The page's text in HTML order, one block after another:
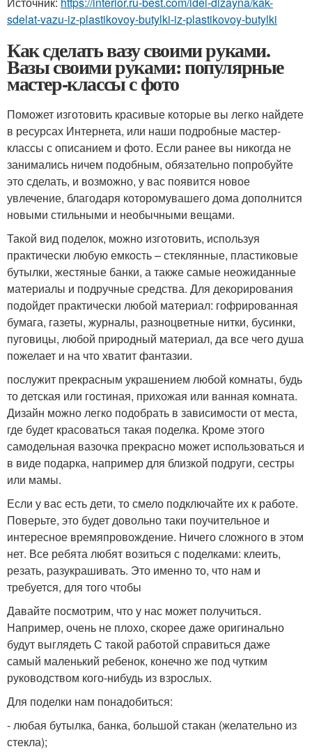
sdelat-vazu-iz-plastikovoy-butylki-iz-plastikovoy-butylki
Как сделать вазу своими руками.
Вазы своими руками: популярные
мастер-классы с фото
Поможет изготовить красивые которые вы легко найдете
в ресурсах Интернета, или наши подробные мастер-
классы с описанием и фото. Если ранее вы никогда не
занимались ничем подобным, обязательно попробуйте
это сделать, и возможно, у вас появится новое
увлечение, благодаря которомувашего дома дополнится
новыми стильными и необычными вещами.
Такой вид поделок, можно изготовить, используя
практически любую емкость – стеклянные, пластиковые
бутылки, жестяные банки, а также самые неожиданные
материалы и подручные средства. Для декорирования
подойдет практически любой материал: гофрированная
бумага, газеты, журналы, разноцветные нитки, бусинки,
пуговицы, любой природный материал, да все чего душа
пожелает и на что хватит фантазии.
послужит прекрасным украшением любой комнаты, будь
то детская или гостиная, прихожая или ванная комната.
Дизайн можно легко подобрать в зависимости от места,
где будет красоваться такая поделка. Кроме этого
самодельная вазочка прекрасно может использоваться и
в виде подарка, например для близкой подруги, сестры
или мамы.
Если у вас есть дети, то смело подключайте их к работе.
Поверьте, это будет довольно таки поучительное и
интересное времяпровождение. Ничего сложного в этом
нет. Все ребята любят возиться с поделками: клеить,
резать, разукрашивать. Это именно то, что нам и
требуется, для того чтобы
Давайте посмотрим, что у нас может получиться.
Например, очень не плохо, скорее даже оригинально
будут выглядеть С такой работой справиться даже
самый маленький ребенок, конечно же под чутким
руководством кого-нибудь из взрослых.
Для поделки нам понадобиться:
- любая бутылка, банка, большой стакан (желательно из
стекла);